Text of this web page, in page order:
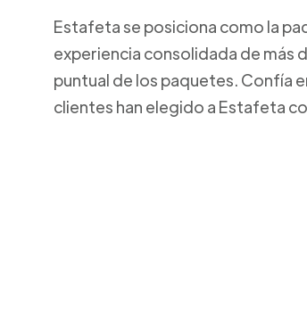
Estafeta se posiciona como la
experiencia consolidada de más
puntual de los paquetes. Confía
clientes han elegido a Estafeta